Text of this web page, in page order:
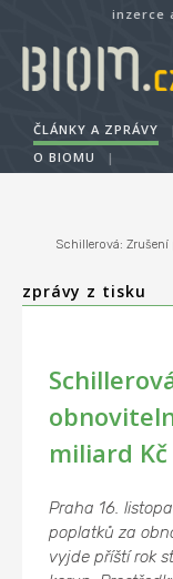
inzerce
ČLÁNKY A ZPRÁVY
O BIOMU
|
Schillerová:
zprávy z tisku
miliard Kč
Praha 16.
poplatků za
vyjde příští rok